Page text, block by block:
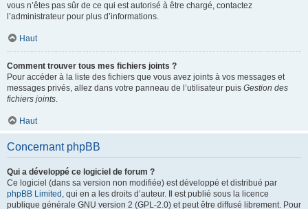
vous n’êtes pas sûr de ce qui est autorisé à être chargé, contactez
l’administrateur pour plus d’informations.
Haut
Comment trouver tous mes fichiers joints ?
Pour accéder à la liste des fichiers que vous avez joints à vos messages et
messages privés, allez dans votre panneau de l’utilisateur puis Gestion des
fichiers joints.
Haut
Concernant phpBB
Qui a développé ce logiciel de forum ?
Ce logiciel (dans sa version non modifiée) est développé et distribué par
phpBB Limited , qui en a les droits d’auteur. Il est publié sous la licence
publique générale GNU version 2 (GPL-2.0) et peut être diffusé librement. Pour